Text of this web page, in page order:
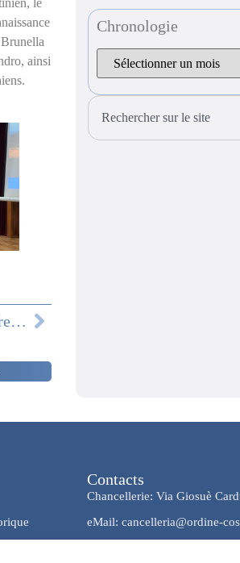
le
ainsi
Molise : Livraison De Dons Alimentaires Et Repas Et « Un Don Pour Un Sourire »
Chronologie
Contacts
Chancellerie: Via Giosuè
eMail: cancelleria@ordine-